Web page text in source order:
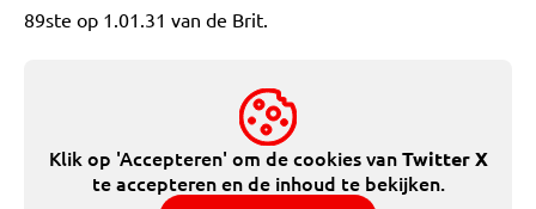
89ste op 1.01.31 van de Brit.
Klik op 'Accepteren' om de cookies vanTwitter X
te accepteren en de inhoud te bekijken.